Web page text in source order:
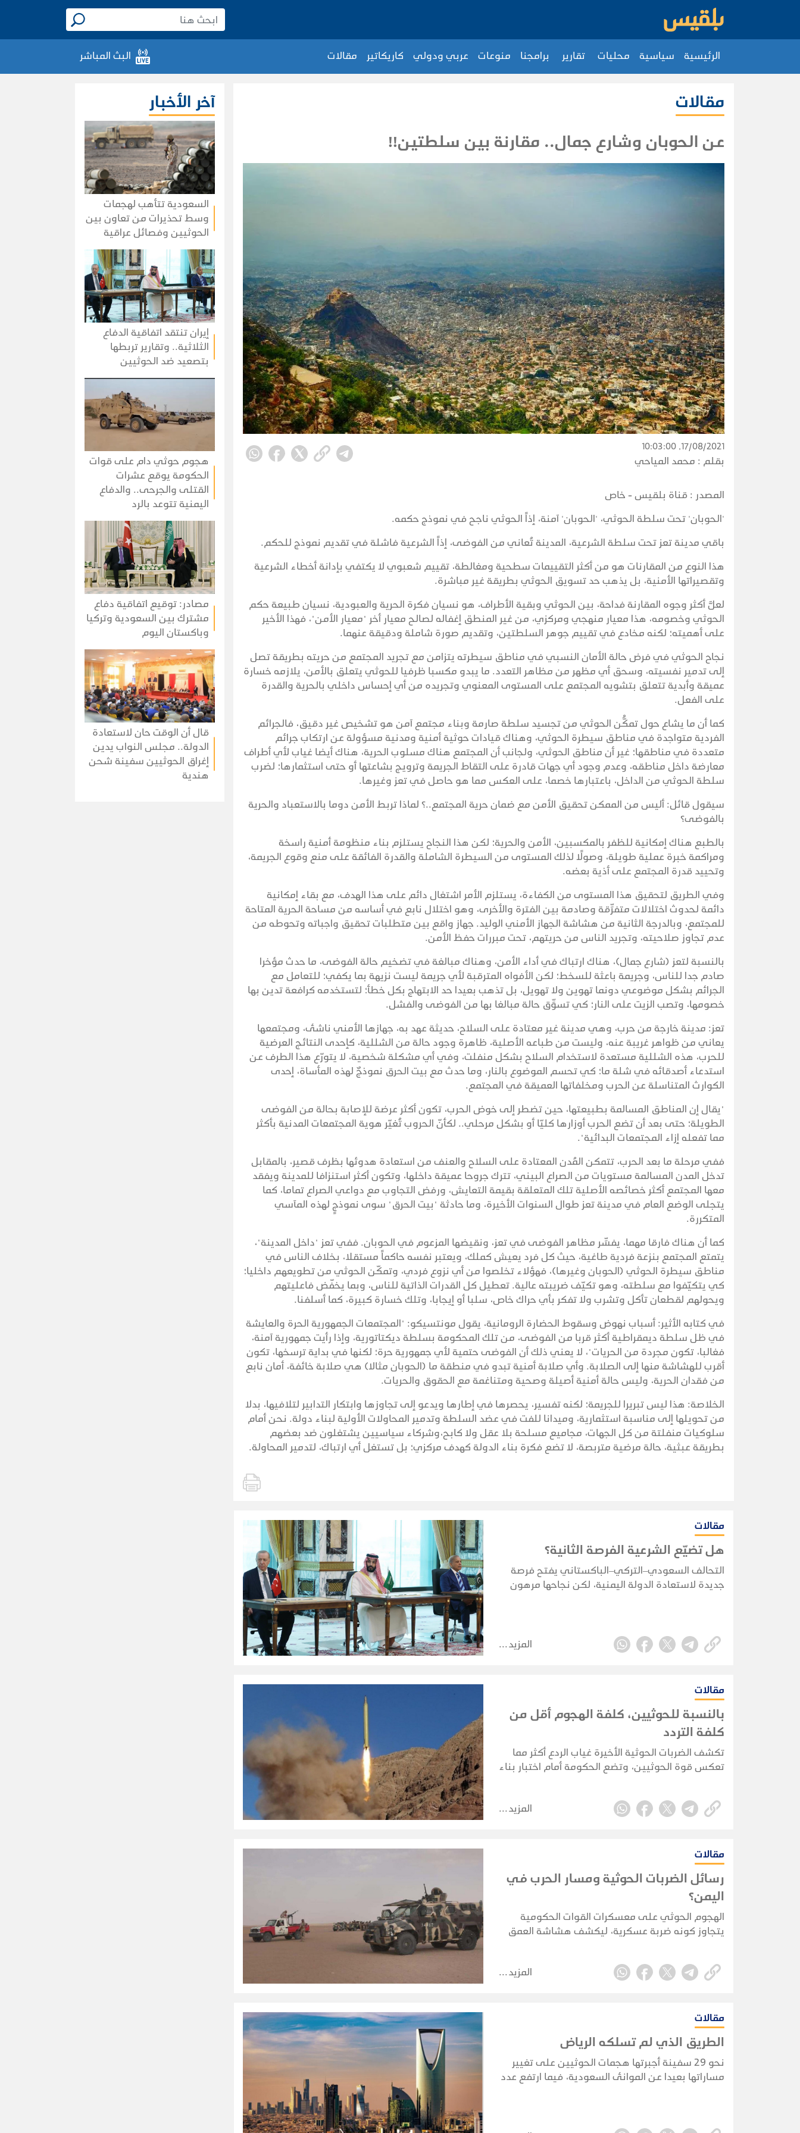
الرئيسية سياسية محليات تقارير برامجنا منوعات عربي ودولي كاريكاتير مقالات البث المباشر
مقالات
عن الحوبان وشارع جمال.. مقارنة بين سلطتين!!
17/08/2021, 10:03:00
بقلم : محمد المياحي
المصدر : قناة بلقيس - خاص
'الحوبان' تحت سلطة الحوثي، 'الحوبان' آمنة، إذاً الحوثي ناجح في نموذج حكمه.
باقي مدينة تعز تحت سلطة الشرعية، المدينة تُعاني من الفوضى، إذاً الشرعية فاشلة في تقديم نموذج للحكم.
هذا النوع من المقارنات هو من أكثر التقييمات سطحية ومغالطة، تقييم شعبوي لا يكتفي بإدانة أخطاء الشرعية
وتقصيراتها الأمنية، بل يذهب حد تسويق الحوثي بطريقة غير مباشرة.
لعلَّ أكثر وجوه المقارنة فداحة، بين الحوثي وبقية الأطراف، هو نسيان فكرة الحرية والعبودية، نسيان طبيعة حكم
الحوثي وخصومه، هذا معيار منهجي ومركزي، من غير المنطق إغفاله لصالح معيار أخر "معيار الأمن"، فهذا الأخير
على أهميته؛ لكنه مخادع في تقييم جوهر السلطتين، وتقديم صورة شاملة ودقيقة عنهما.
نجاح الحوثي في فرض حالة الأمان النسبي في مناطق سيطرته يتزامن مع تجريد المجتمع من حريته بطريقة تصل
إلى تدمير نفسيته، وسحق أي مظهر من مظاهر التعدد. ما يبدو مكسبا ظرفيا للحوثي يتعلق بالأمن، يلازمه خسارة
عميقة وأبدية تتعلق بتشويه المجتمع على المستوى المعنوي وتجريده من أي إحساس داخلي بالحرية والقدرة
على الفعل.
كما أن ما يشاع حول تمكُّن الحوثي من تجسيد سلطة صارمة وبناء مجتمع آمن هو تشخيص غير دقيق، فالجرائم
الفردية متواجدة في مناطق سيطرة الحوثي، وهناك قيادات حوثية أمنية ومدنية مسؤولة عن ارتكاب جرائم
متعددة في مناطقها؛ غير أن مناطق الحوثي، ولجانب أن المجتمع هناك مسلوب الحرية، هناك أيضا غياب لأي أطراف
معارضة داخل مناطقه، وعدم وجود أي جهات قادرة على التقاط الجريمة وترويج بشاعتها أو حتى استثمارها؛ لضرب
سلطة الحوثي من الداخل، باعتبارها خصما، على العكس مما هو حاصل في تعز وغيرها.
سيقول قائل: أليس من الممكن تحقيق الأمن مع ضمان حرية المجتمع..؟ لماذا تربط الأمن دوما بالاستعباد والحرية
بالفوضى؟
بالطبع هناك إمكانية للظفر بالمكسبين، الأمن والحرية؛ لكن هذا النجاح يستلزم بناء منظومة أمنية راسخة
ومراكمة خبرة عملية طويلة، وصولًا لذلك المستوى من السيطرة الشاملة والقدرة الفائقة على منع وقوع الجريمة،
وتحييد قدرة المجتمع على أذية بعضه.
وفي الطريق لتحقيق هذا المستوى من الكفاءة، يستلزم الأمر اشتغال دائم على هذا الهدف، مع بقاء إمكانية
دائمة لحدوث اختلالات متفرِّقة وصادمة بين الفترة والأخرى، وهو اختلال نابع في أساسه من مساحة الحرية المتاحة
للمجتمع، وبالدرجة الثانية من هشاشة الجهاز الأمني الوليد. جهاز واقع بين متطلبات تحقيق واجباته وتحوطه من
عدم تجاوز صلاحيته، وتجريد الناس من حريتهم، تحت مبررات حفظ الأمن.
بالنسبة لتعز (شارع جمال)، هناك ارتباك في أداء الأمن، وهناك مبالغة في تضخيم حالة الفوضى، ما حدث مؤخرا
صادم جدا للناس، وجريمة باعثة للسخط؛ لكن الأفواه المترقبة لأي جريمة ليست نزيهة بما يكفي؛ للتعامل مع
الجرائم بشكل موضوعي دونما تهوين ولا تهويل، بل تذهب بعيدا حد الابتهاج بكل خطأ؛ لتستخدمه كرافعة تدين بها
خصومها، وتصب الزيت على النار؛ كي تسوِّق حالة مبالغا بها من الفوضى والفشل.
تعز: مدينة خارجة من حرب، وهي مدينة غير معتادة على السلاح، حديثة عهد به، جهازها الأمني ناشئ، ومجتمعها
يعاني من ظواهر غريبة عنه، وليست من طباعه الأصلية، ظاهرة وجود حالة من الشللية، كإحدى النتائج العرضية
للحرب، هذه الشللية مستعدة لاستخدام السلاح بشكل منفلت، وفي أي مشكلة شخصية، لا يتورّع هذا الطرف عن
استدعاء أصدقائه في شلة ما؛ كي تحسم الموضوع بالنار، وما حدث مع بيت الحرق نموذجٌ لهذه المأساة، إحدى
الكوارث المتناسلة عن الحرب ومخلفاتها العميقة في المجتمع.
"يقال إن المناطق المسالمة بطبيعتها، حين تضطر إلى خوض الحرب، تكون أكثر عرضة للإصابة بحالة من الفوضى
الطويلة؛ حتى بعد أن تضع الحرب أوزارها كليّا أو بشكل مرحلي.. لكأنّ الحروب تُغيّر هوية المجتمعات المدنية بأكثر
مما تفعله إزاء المجتمعات البدائية".
ففي مرحلة ما بعد الحرب، تتمكن المُدن المعتادة على السلاح والعنف من استعادة هدوئها بظرف قصير، بالمقابل
تدخل المدن المسالمة مستويات من الصراع البيني، تترك جروحا عميقة داخلها، وتكون أكثر استنزافا للمدينة ويفقد
معها المجتمع أكثر خصائصه الأصلية تلك المتعلقة بقيمة التعايش، ورفض التجاوب مع دواعي الصراع تماما، كما
يتجلى الوضع العام في مدينة تعز طوال السنوات الأخيرة، وما حادثة "بيت الحرق" سوى نموذجٍ لهذه المآسي
المتكررة.
كما أن هناك فارقا مهما، يفسِّر مظاهر الفوضى في تعز، ونقيضها المزعوم في الحوبان. ففي تعز "داخل المدينة"،
يتمتع المجتمع بنزعة فردية طاغية، حيث كل فرد يعيش كملك، ويعتبر نفسه حاكماً مستقلا، بخلاف الناس في
مناطق سيطرة الحوثي (الحوبان وغيرها)، فهؤلاء تخلصوا من أي نزوع فردي، وتمكّن الحوثي من تطويعهم داخليا؛
كي يتكيّفوا مع سلطته، وهو تكيّف ضريبته عالية. تعطيل كل القدرات الذاتية للناس، وبما يخفّض فاعليتهم
ويحولهم لقطعان تأكل وتشرب ولا تفكر بأي حراك خاص، سلبا أو إيجابا، وتلك خسارة كبيرة، كما أسلفنا.
في كتابه الأثير: أسباب نهوض وسقوط الحضارة الرومانية، يقول مونتسيكو: "المجتمعات الجمهورية الحرة والعايشة
في ظل سلطة ديمقراطية أكثر قربا من الفوضى، من تلك المحكومة بسلطة ديكتاتورية، وإذا رأيت جمهورية آمنة،
فغالبا، تكون مجردة من الحريات"، لا يعني ذلك أن الفوضى حتمية لأي جمهورية حرة؛ لكنها في بداية ترسخها، تكون
أقرب للهشاشة منها إلى الصلابة. وأي صلابة أمنية تبدو في منطقة ما (الحوبان مثالا) هي صلابة خائفة، أمان نابع
من فقدان الحرية، وليس حالة أمنية أصيلة وصحية ومتناغمة مع الحقوق والحريات.
الخلاصة: هذا ليس تبريرا للجريمة؛ لكنه تفسير، يحصرها في إطارها ويدعو إلى تجاوزها وابتكار التدابير لتلافيها، بدلا
من تحويلها إلى مناسبة استثمارية، وميدانا للفت في عضد السلطة وتدمير المحاولات الأولية لبناء دولة. نحن أمام
سلوكيات منفلتة من كل الجهات، مجاميع مسلحة بلا عقل ولا كابح،وشركاء سياسيين يشتغلون ضد بعضهم
بطريقة عبثية، حالة مرضية متربصة، لا تضع فكرة بناء الدولة كهدف مركزي؛ بل تستغل أي ارتباك، لتدمير المحاولة.
مقالات
هل تضيّع الشرعية الفرصة الثانية؟
التحالف السعودي–التركي–الباكستاني يفتح فرصة
جديدة لاستعادة الدولة اليمنية، لكن نجاحها مرهون
المزيد
مقالات
بالنسبة للحوثيين، كلفة الهجوم أقل من
كلفة التردد
تكشف الضربات الحوثية الأخيرة غياب الردع أكثر مما
تعكس قوة الحوثيين، وتضع الحكومة أمام اختبار بناء
المزيد
مقالات
رسائل الضربات الحوثية ومسار الحرب في
اليمن؟
الهجوم الحوثي على معسكرات القوات الحكومية
يتجاوز كونه ضربة عسكرية، ليكشف هشاشة العمق
المبادرة.
المزيد
مقالات
الطريق الذي لم تسلكه الرياض
نحو 29 سفينة أجبرتها هجمات الحوثيين على تغيير
مساراتها بعيدا عن الموانئ السعودية، فيما ارتفع عدد
آخر الأخبار
السعودية تتأهب لهجمات
وسط تحذيرات من تعاون بين
الحوثيين وفصائل عراقية
إيران تنتقد اتفاقية الدفاع
الثلاثية.. وتقارير تربطها
بتصعيد ضد الحوثيين
هجوم حوثي دام على قوات
الحكومة يوقع عشرات
القتلى والجرحى.. والدفاع
اليمنية تتوعد بالرد
مصادر: توقيع اتفاقية دفاع
مشترك بين السعودية وتركيا
وباكستان اليوم
قال أن الوقت حان لاستعادة
الدولة.. مجلس النواب يدين
إغراق الحوثيين سفينة شحن
هندية